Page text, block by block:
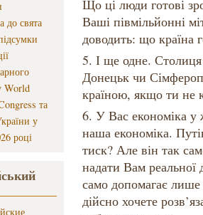
до свята
World
та
у
році
Що ці люди готові
Ваші півмільйонні
доводить: що країна
5. І ще одне.
Донецьк чи
країною, якщо ти не
6. У Вас економіка у
наша економіка.
тиск? Але він так
надати Вам
само допомагає
дійсно хочете